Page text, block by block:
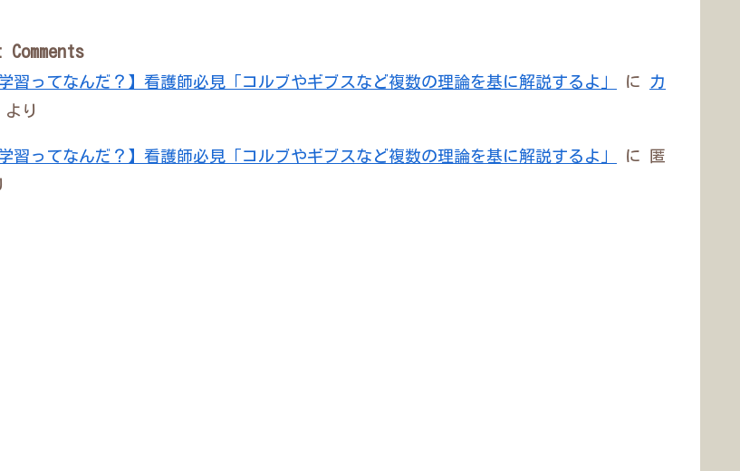
Comments
学習ってなんだ？】看護師必見「コルブやギブスなど複数の理論を基に解説するよ」 に
カ
より
学習ってなんだ？】看護師必見「コルブやギブスなど複数の理論を基に解説するよ」 に
匿